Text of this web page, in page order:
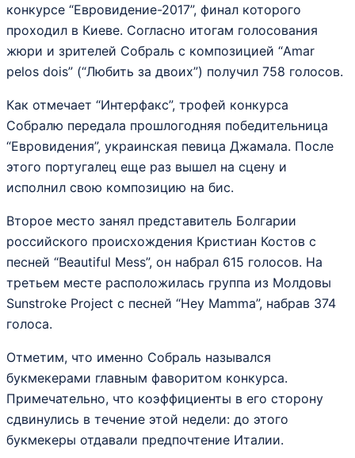
конкурсе “Евровидение-2017”, финал которого
проходил в Киеве. Согласно итогам голосования
жюри и зрителей Собраль с композицией “Amar
pelos dois” (“Любить за двоих”) получил 758 голосов.
Как отмечает “Интерфакс”, трофей конкурса
Собралю передала прошлогодняя победительница
“Евровидения”, украинская певица Джамала. После
этого португалец еще раз вышел на сцену и
исполнил свою композицию на бис.
Второе место занял представитель Болгарии
российского происхождения Кристиан Костов с
песней “Beautiful Mess”, он набрал 615 голосов. На
третьем месте расположилась группа из Молдовы
Sunstroke Project с песней “Hey Mamma”, набрав 374
голоса.
Отметим, что именно Собраль назывался
букмекерами главным фаворитом конкурса.
Примечательно, что коэффициенты в его сторону
сдвинулись в течение этой недели: до этого
букмекеры отдавали предпочтение Италии.